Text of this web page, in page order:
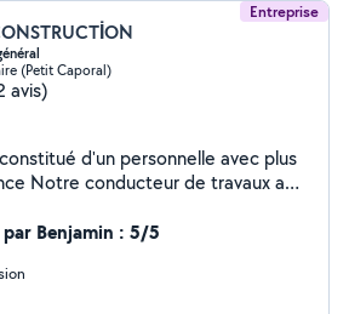
Entreprise
(Petit Caporal)
avis)
d'un personnelle avec plus
a
de jardin -
du terrassement à la mise en
- Des constructions de
Benjamin : 5/5